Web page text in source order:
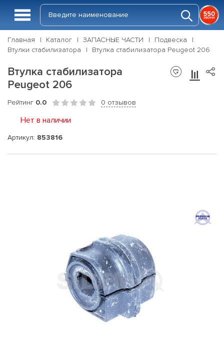
Главная Каталог ЗАПАСНЫЕ ЧАСТИ
Подвеска
Втулки стабилизатора
Втулка стабилизатора Peugeot 206
Втулка стабилизатора
Peugeot 206
Рейтинг 0.0 0 отзывов
Нет в наличии
Артикул: 853816